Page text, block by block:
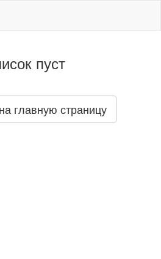
пуст
главную страницу